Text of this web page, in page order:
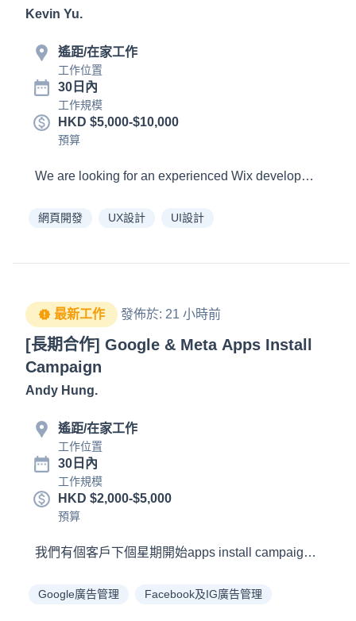
Kevin Yu.
遙距/在家工作
工作位置
30日內
工作規模
HKD $5,000-$10,000
預算
網頁開發 UX設計 UI設計
最新工作 發佈於: 21 小時前
[長期合作] Google & Meta Apps Install
Campaign
Andy Hung.
遙距/在家工作
工作位置
30日內
工作規模
HKD $2,000-$5,000
預算
Google廣告管理 Facebook及IG廣告管理